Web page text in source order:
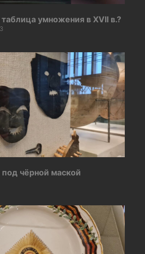
умножения в XVII в.?
чёрной маской